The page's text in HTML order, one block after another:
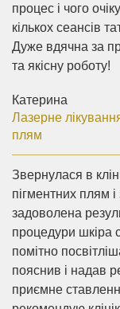
процес і чого
кількох сеансів
Дуже вдячна за
та якісну роботу!
Катерина
Лазерне
плям
Звернулася в
пігментних плям
задоволена
процедури шкіра
помітно
пояснив і надав
приємне